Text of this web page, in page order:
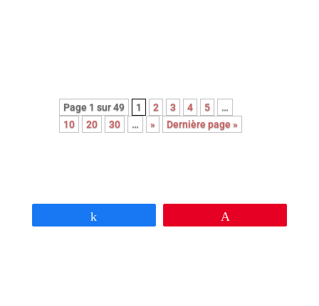
Page 1 sur 49 1 2 3 4 5
…
10
20 30 … » Dernière page »